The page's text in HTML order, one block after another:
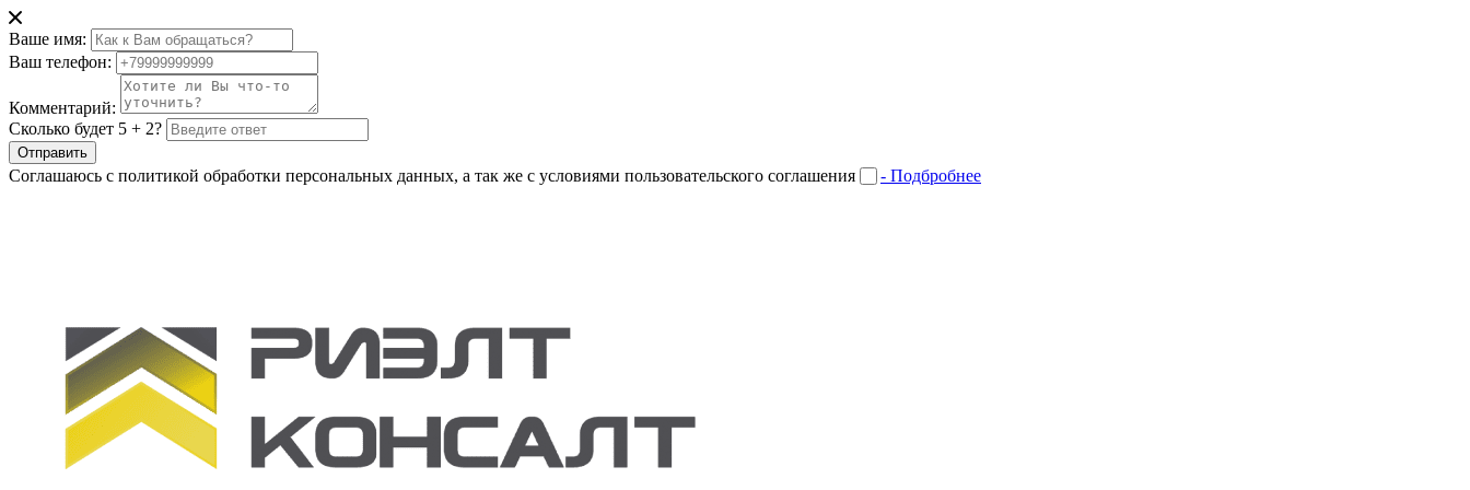
Ваше имя:
Ваш телефон:
Комментарий:
Сколько будет 5 + 2?
Отправить
Соглашаюсь с политикой обработки персональных данных, а так же с условиями пользовательского соглашения - Подбробнее